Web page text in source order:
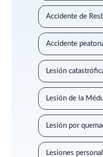
Accidente de
Accidente
Lesión
Lesión de la
Lesión por
Lesiones